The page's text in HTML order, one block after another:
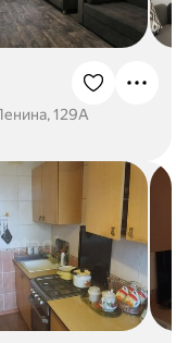
129А